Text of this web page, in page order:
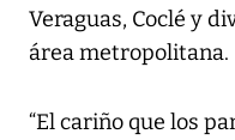
Veraguas, Coclé y
área metropolitana.
“El cariño que los